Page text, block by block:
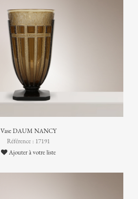
Vase DAUM NANCY
Référence : 17191
Ajouter à votre liste